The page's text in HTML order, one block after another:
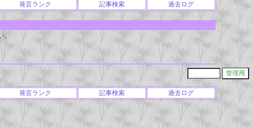
発言ランク 記事検索 過去ログ
。
発言ランク 記事検索 過去ログ